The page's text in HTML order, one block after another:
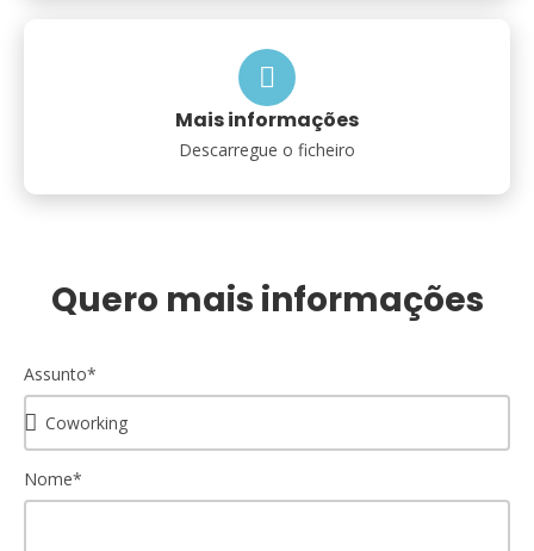
Mais informações
Descarregue o ficheiro
Quero mais informações
Assunto*
Nome*